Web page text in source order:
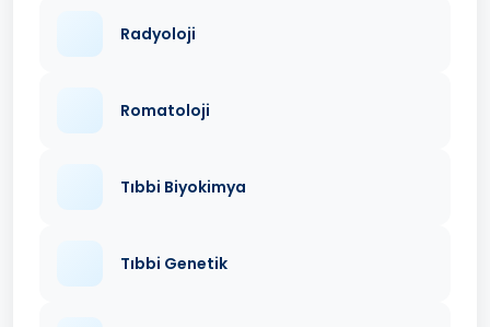
Radyoloji
Romatoloji
Tıbbi Biyokimya
Tıbbi Genetik